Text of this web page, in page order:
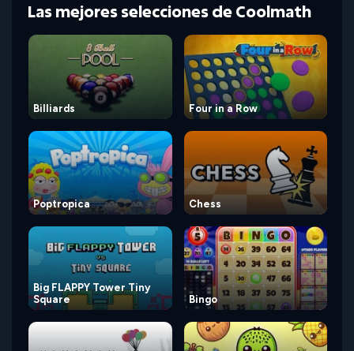
Las mejores selecciones de Coolmath
Billiards Four in a Row
Poptropica Chess
Big FLAPPY Tower Tiny
Square
Bingo